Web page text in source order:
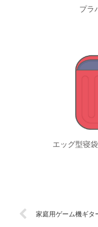
プラ
エッグ型寝
家庭用ゲーム機ギタ